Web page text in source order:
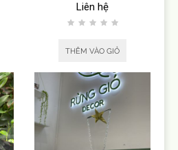
Liên hệ
THÊM VÀO GIỎ